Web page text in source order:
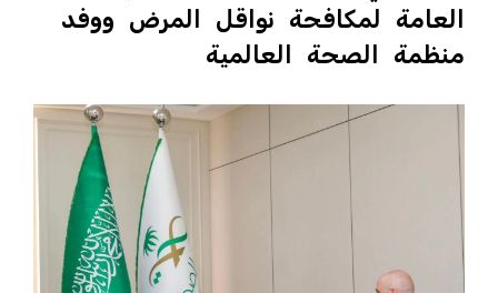
العامة لمكافحة نواقل المرض ووفد
منظمة الصحة العالمية